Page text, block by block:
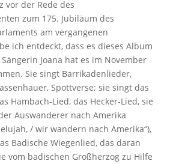
vor der Rede des
zum 175. Jubiläum des
am vergangenen
ich entdeckt, dass es dieses Album
Joana hat es im November
Sie singt Barrikadenlieder,
Spottverse; sie singt das
Hambach-Lied, das Hecker-Lied, sie
Auswanderer nach Amerika
/ wir wandern nach Amerika“),
Badische Wiegenlied, das daran
vom badischen Großherzog zu Hilfe